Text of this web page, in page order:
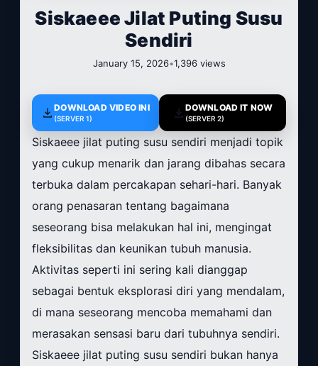
Siskaeee Jilat Puting Susu
Sendiri
January 15, 2026•1,396 views
DOWNLOAD VIDEO INI
(SERVER 1)
DOWNLOAD IT NOW
(SERVER 2)
Siskaeee jilat puting susu sendiri menjadi topik
yang cukup menarik dan jarang dibahas secara
terbuka dalam percakapan sehari-hari. Banyak
orang penasaran tentang bagaimana
seseorang bisa melakukan hal ini, mengingat
fleksibilitas dan keunikan tubuh manusia.
Aktivitas seperti ini sering kali dianggap
sebagai bentuk eksplorasi diri yang mendalam,
di mana seseorang mencoba memahami dan
merasakan sensasi baru dari tubuhnya sendiri.
Siskaeee jilat puting susu sendiri bukan hanya